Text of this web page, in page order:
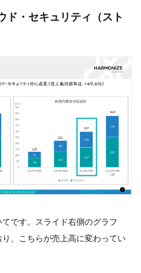
ド・セキュリティ（スト
です。スライド右側のグラフ
、こちらが売上高に変わってい